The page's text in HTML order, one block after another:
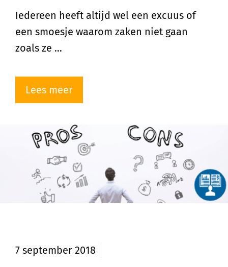
Iedereen heeft altijd wel een excuus of
een smoesje waarom zaken niet gaan
zoals ze …
Lees meer
7 september 2018